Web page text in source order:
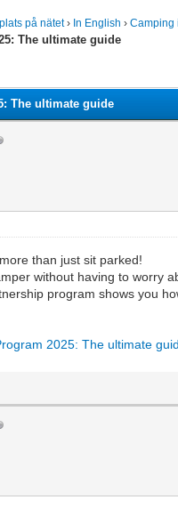
på nätet› In English ›Camping
The ultimate guide
The ultimate guide
than just sit parked!
without having to worry
program shows you
2025: The ultimate